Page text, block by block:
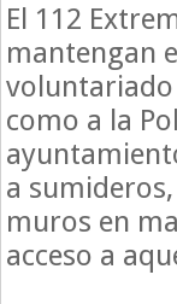
El 112
mantengan
voluntariado
como a la
a
muros en
acceso a